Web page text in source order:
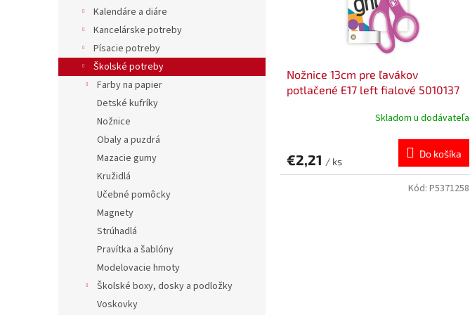
Kalendáre a diáre
Kancelárske potreby
Písacie potreby
Školské potreby
Farby na papier
Detské kufríky
Nožnice
Obaly a puzdrá
Mazacie gumy
Kružidlá
Učebné pomôcky
Magnety
Strúhadlá
Pravítka a šablóny
Modelovacie hmoty
Školské boxy, dosky a podložky
Voskovky
Nožnice 13cm pre ľavákov
potlačené E17 left fialové 5010137
Skladom u dodávateľa
€2,21 / ks
Do košíka
Kód: P5371258